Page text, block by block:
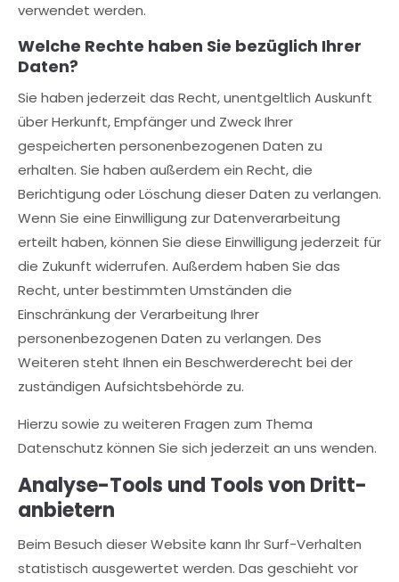
verwendet werden.
Welche Rechte haben Sie bezüglich Ihrer
Daten?
Sie haben jederzeit das Recht, unentgeltlich Auskunft
über Herkunft, Empfänger und Zweck Ihrer
gespeicherten personenbezogenen Daten zu
erhalten. Sie haben außerdem ein Recht, die
Berichtigung oder Löschung dieser Daten zu verlangen.
Wenn Sie eine Einwilligung zur Datenverarbeitung
erteilt haben, können Sie diese Einwilligung jederzeit für
die Zukunft widerrufen. Außerdem haben Sie das
Recht, unter bestimmten Umständen die
Einschränkung der Verarbeitung Ihrer
personenbezogenen Daten zu verlangen. Des
Weiteren steht Ihnen ein Beschwerderecht bei der
zuständigen Aufsichtsbehörde zu.
Hierzu sowie zu weiteren Fragen zum Thema
Datenschutz können Sie sich jederzeit an uns wenden.
Analyse-Tools und Tools von Dritt­
anbietern
Beim Besuch dieser Website kann Ihr Surf-Verhalten
statistisch ausgewertet werden. Das geschieht vor